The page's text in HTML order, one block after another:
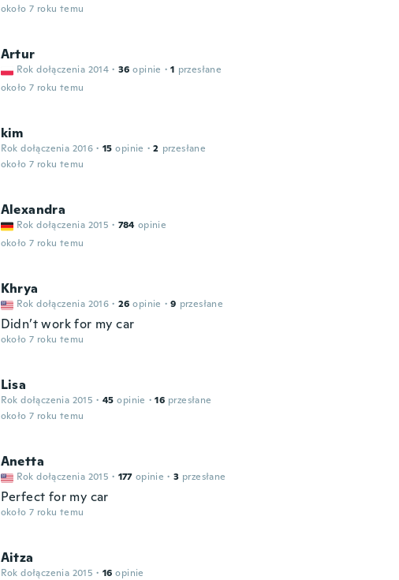
około 7 roku temu
Artur
Rok dołączenia 2014 · 36 opinie · 1 przesłane
około 7 roku temu
kim
Rok dołączenia 2016 · 15 opinie · 2 przesłane
około 7 roku temu
Alexandra
Rok dołączenia 2015 · 784 opinie
około 7 roku temu
Khrya
Rok dołączenia 2016 · 26 opinie · 9 przesłane
Didn’t work for my car
około 7 roku temu
Lisa
Rok dołączenia 2015 · 45 opinie · 16 przesłane
około 7 roku temu
Anetta
Rok dołączenia 2015 · 177 opinie · 3 przesłane
Perfect for my car
około 7 roku temu
Aitza
Rok dołączenia 2015 · 16 opinie